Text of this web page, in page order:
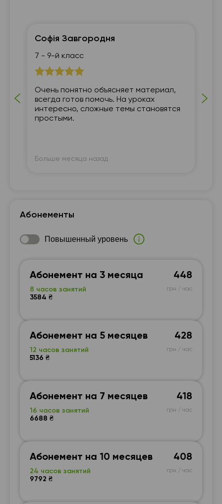
Софія Завгородня
7 - 9-й класс
Очень понятно объясняет материал,
всегда готов помочь. На уроках
интересно, сложные темы становятся
простыми.
Больше месяца назад
Абонементы
Повышенный уровень
Абонемент на 3 месяца
8 часов занятий
3584 ₴
448
грн / час
Абонемент на 5 месяцев
12 часов занятий
5136 ₴
428
грн / час
Абонемент на 7 месяцев
16 часов занятий
6688 ₴
418
грн / час
Абонемент на 10 месяцев
24 часов занятий
9792 ₴
408
грн / час